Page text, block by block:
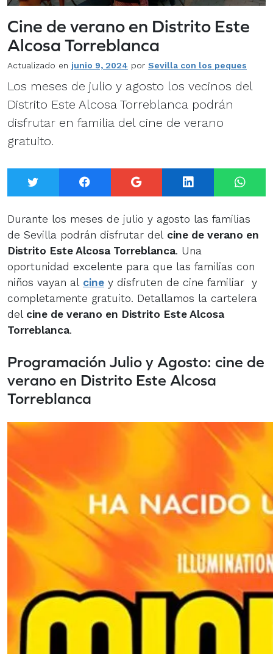
Cine de verano en Distrito Este
Alcosa Torreblanca
Actualizado en junio 9, 2024 por Sevilla con los peques
Los meses de julio y agosto los vecinos del
Distrito Este Alcosa Torreblanca podrán
disfrutar en familia del cine de verano
gratuito.
Twitter Facebook Google+
Durante los meses de julio y agosto las familias
de Sevilla podrán disfrutar del cine de verano en
Distrito Este Alcosa Torreblanca. Una
oportunidad excelente para que las familias con
niños vayan al cine y disfruten de cine familiar y
completamente gratuito. Detallamos la cartelera
del cine de verano en Distrito Este Alcosa
Torreblanca.
Programación Julio y Agosto: cine de
verano en Distrito Este Alcosa
Torreblanca